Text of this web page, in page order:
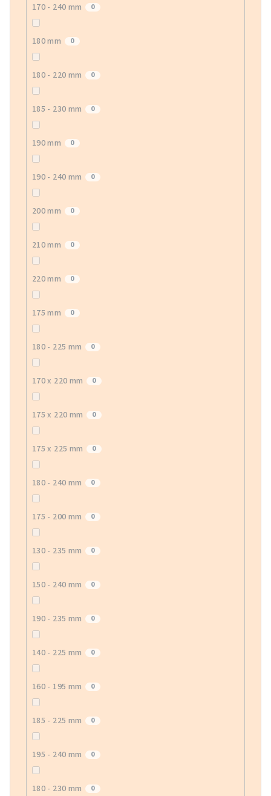
170 - 240 mm 0
180 mm 0
180 - 220 mm 0
185 - 230 mm 0
190 mm 0
190 - 240 mm 0
200 mm 0
210 mm 0
220 mm 0
175 mm 0
180 - 225 mm 0
170 x 220 mm 0
175 x 220 mm 0
175 x 225 mm 0
180 - 240 mm 0
175 - 200 mm 0
130 - 235 mm 0
150 - 240 mm 0
190 - 235 mm 0
140 - 225 mm 0
160 - 195 mm 0
185 - 225 mm 0
195 - 240 mm 0
180 - 230 mm 0